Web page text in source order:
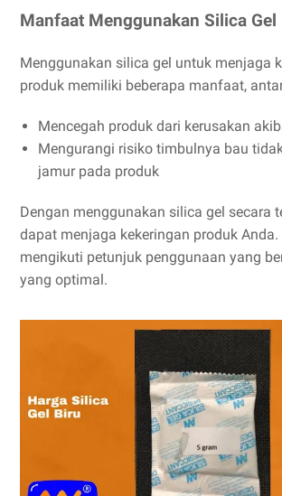
Manfaat Menggunakan Silica Gel
Menggunakan silica gel untuk menjaga
produk memiliki beberapa manfaat,
Mencegah produk dari kerusakan
Mengurangi risiko timbulnya bau
jamur pada produk
Dengan menggunakan silica gel secara
dapat menjaga kekeringan produk
mengikuti petunjuk penggunaan yang
yang optimal.